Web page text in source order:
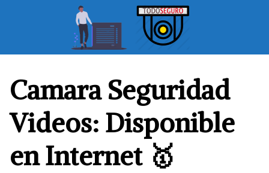
Camara Seguridad
Videos: Disponible
en Internet 🥇